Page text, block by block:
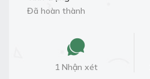
Đã hoàn thành
1 Nhận xét